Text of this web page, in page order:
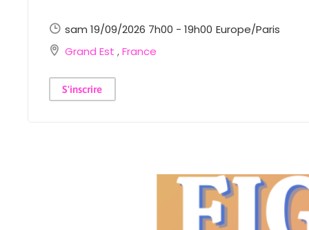
sam 19/09/2026 7h00 - 19h00 Europe/Paris
Grand Est ,France
S'inscrire